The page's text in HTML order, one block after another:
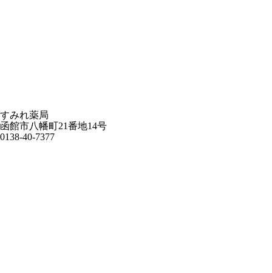
すみれ薬局
函館市八幡町21番地14号
0138-40-7377